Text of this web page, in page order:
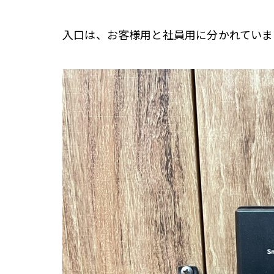
入口は、お客様用と社員用に分かれてい